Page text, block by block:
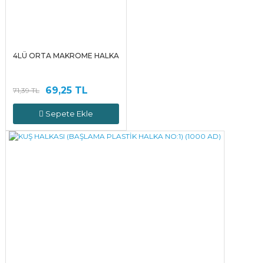
4LÜ ORTA MAKROME HALKA
71,39 TL 69,25 TL
Sepete Ekle